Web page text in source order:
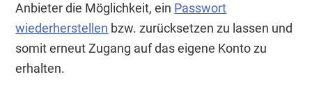
Anbieter die Möglichkeit, ein Passwort
wiederherstellen bzw. zurücksetzen zu lassen und
somit erneut Zugang auf das eigene Konto zu
erhalten.